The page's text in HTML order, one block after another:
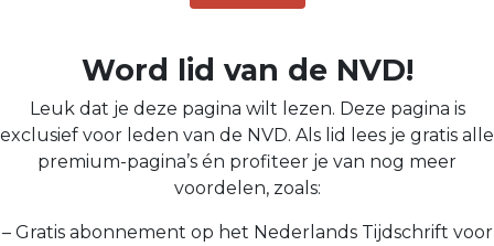
Word lid van de NVD!
Leuk dat je deze pagina wilt lezen. Deze pagina is
exclusief voor leden van de NVD. Als lid lees je gratis alle
premium-pagina’s én profiteer je van nog meer
voordelen, zoals:
– Gratis abonnement op het Nederlands Tijdschrift voor